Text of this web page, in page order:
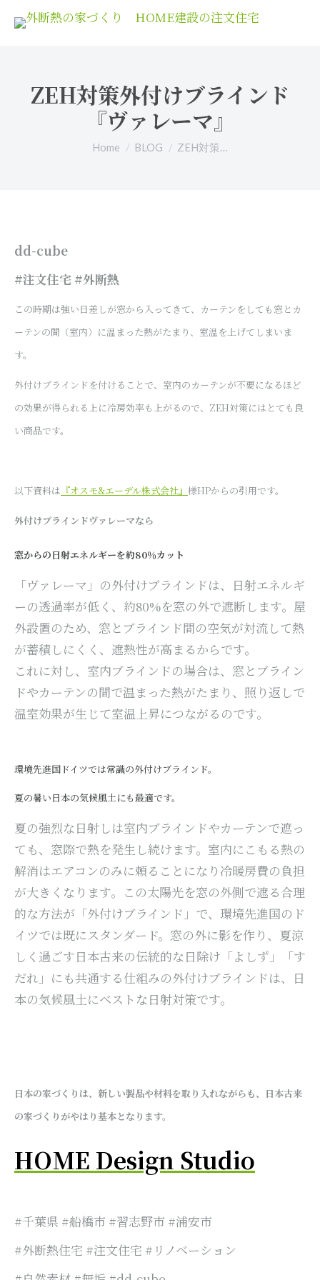
ZEH対策外付けブラインド
『ヴァレーマ』
You are here:
Home BLOG ZEH対策…
dd-cube
#注文住宅 #外断熱
この時期は強い日差しが窓から入ってきて、カーテンをしても窓とカ
ーテンの間（室内）に温まった熱がたまり、室温を上げてしまいま
す。
外付けブラインドを付けることで、室内のカーテンが不要になるほど
の効果が得られる上に冷房効率も上がるので、ZEH対策にはとても良
い商品です。
以下資料は 『オスモ&エーデル株式会社』 様HPからの引用です。
外付けブラインドヴァレーマなら
窓からの日射エネルギーを約80％カット
「ヴァレーマ」の外付けブラインドは、日射エネルギ
ーの透過率が低く、約80%を窓の外で遮断します。屋
外設置のため、窓とブラインド間の空気が対流して熱
が蓄積しにくく、遮熱性が高まるからです。
これに対し、室内ブラインドの場合は、窓とブライン
ドやカーテンの間で温まった熱がたまり、照り返しで
温室効果が生じて室温上昇につながるのです。
環境先進国ドイツでは常識の外付けブラインド。
夏の暑い日本の気候風土にも最適です。
夏の強烈な日射しは室内ブラインドやカーテンで遮っ
ても、窓際で熱を発生し続けます。室内にこもる熱の
解消はエアコンのみに頼ることになり冷暖房費の負担
が大きくなります。この太陽光を窓の外側で遮る合理
的な方法が「外付けブラインド」で、環境先進国のド
イツでは既にスタンダード。窓の外に影を作り、夏涼
しく過ごす日本古来の伝統的な日除け「よしず」「す
だれ」にも共通する仕組みの外付けブラインドは、日
本の気候風土にベストな日射対策です。
日本の家づくりは、新しい製品や材料を取り入れながらも、日本古来
の家づくりがやはり基本となります。
HOME Design Studio
#千葉県 #船橋市 #習志野市 #浦安市
#外断熱住宅 #注文住宅 #リノベーション